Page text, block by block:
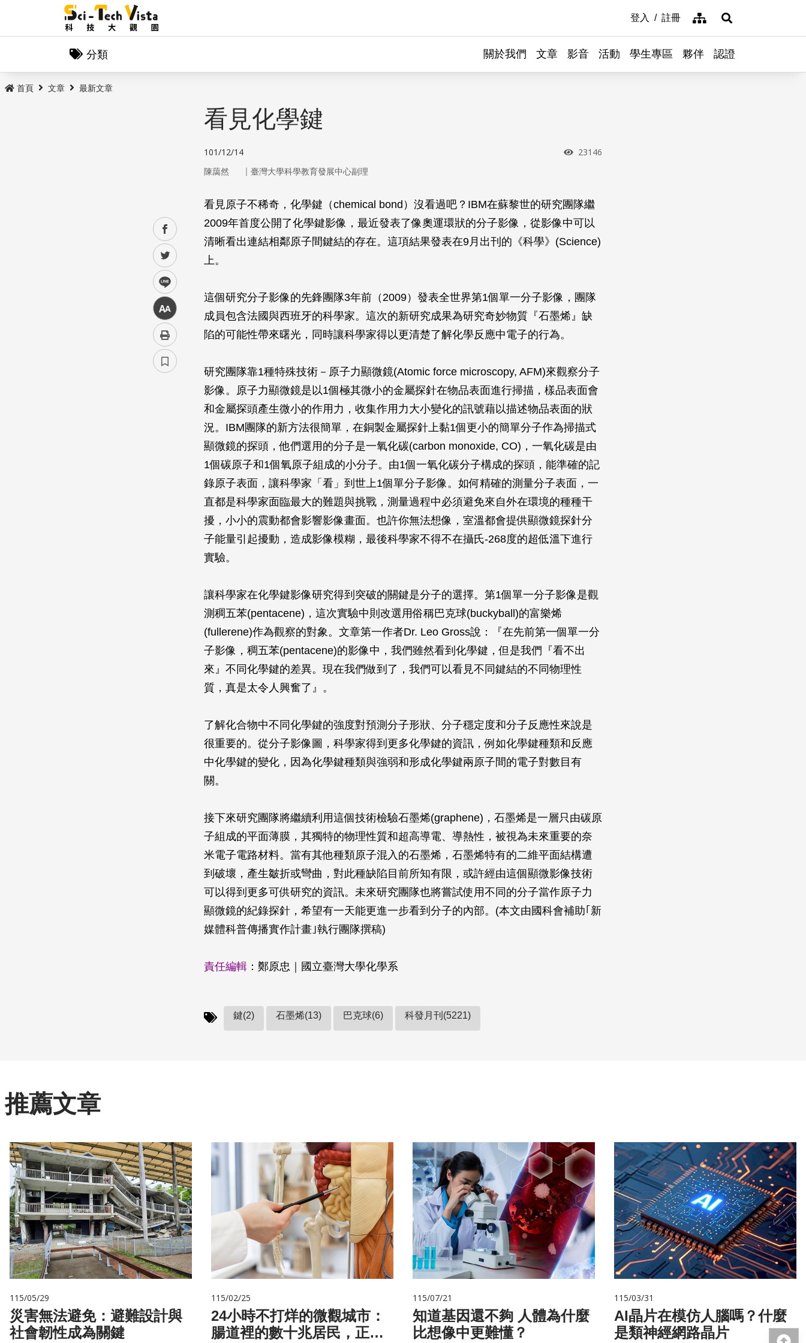
登入 註冊 網站導覽展開搜尋
分類 關於我們 文章 影音 活動 學生專區 夥伴 認證
首頁 文章 最新文章
facebook
twitter
line
中
看見化學鍵
101/12/14 瀏覽次數
23146
陳藹然 ｜ 臺灣大學科學教育發展中心副理
看見原子不稀奇，化學鍵（chemical bond）沒看過吧？IBM在蘇黎世的研究團隊繼
2009年首度公開了化學鍵影像，最近發表了像奧運環狀的分子影像，從影像中可以
清晰看出連結相鄰原子間鍵結的存在。這項結果發表在9月出刊的《科學》(Science)
上。
這個研究分子影像的先鋒團隊3年前（2009）發表全世界第1個單一分子影像，團隊
成員包含法國與西班牙的科學家。這次的新研究成果為研究奇妙物質『石墨烯』缺
陷的可能性帶來曙光，同時讓科學家得以更清楚了解化學反應中電子的行為。
研究團隊靠1種特殊技術－原子力顯微鏡(Atomic force microscopy, AFM)來觀察分子
影像。原子力顯微鏡是以1個極其微小的金屬探針在物品表面進行掃描，樣品表面會
和金屬探頭產生微小的作用力，收集作用力大小變化的訊號藉以描述物品表面的狀
況。IBM團隊的新方法很簡單，在銅製金屬探針上黏1個更小的簡單分子作為掃描式
顯微鏡的探頭，他們選用的分子是一氧化碳(carbon monoxide, CO)，一氧化碳是由
1個碳原子和1個氧原子組成的小分子。由1個一氧化碳分子構成的探頭，能準確的記
錄原子表面，讓科學家「看」到世上1個單分子影像。如何精確的測量分子表面，一
直都是科學家面臨最大的難題與挑戰，測量過程中必須避免來自外在環境的種種干
擾，小小的震動都會影響影像畫面。也許你無法想像，室溫都會提供顯微鏡探針分
子能量引起擾動，造成影像模糊，最後科學家不得不在攝氏-268度的超低溫下進行
實驗。
讓科學家在化學鍵影像研究得到突破的關鍵是分子的選擇。第1個單一分子影像是觀
測稠五苯(pentacene)，這次實驗中則改選用俗稱巴克球(buckyball)的富樂烯
(fullerene)作為觀察的對象。文章第一作者Dr. Leo Gross說：『在先前第一個單一分
子影像，稠五苯(pentacene)的影像中，我們雖然看到化學鍵，但是我們『看不出
來』不同化學鍵的差異。現在我們做到了，我們可以看見不同鍵結的不同物理性
質，真是太令人興奮了』。
了解化合物中不同化學鍵的強度對預測分子形狀、分子穩定度和分子反應性來說是
很重要的。從分子影像圖，科學家得到更多化學鍵的資訊，例如化學鍵種類和反應
中化學鍵的變化，因為化學鍵種類與強弱和形成化學鍵兩原子間的電子對數目有
關。
接下來研究團隊將繼續利用這個技術檢驗石墨烯(graphene)，石墨烯是一層只由碳原
子組成的平面薄膜，其獨特的物理性質和超高導電、導熱性，被視為未來重要的奈
米電子電路材料。當有其他種類原子混入的石墨烯，石墨烯特有的二維平面結構遭
到破壞，產生皺折或彎曲，對此種缺陷目前所知有限，或許經由這個顯微影像技術
可以得到更多可供研究的資訊。未來研究團隊也將嘗試使用不同的分子當作原子力
顯微鏡的紀錄探針，希望有一天能更進一步看到分子的內部。(本文由國科會補助｢新
媒體科普傳播實作計畫｣執行團隊撰稿)
責任編輯 ：鄭原忠｜國立臺灣大學化學系
鍵(2) 石墨烯(13) 巴克球(6) 科發月刊(5221)
推薦文章
115/05/29
災害無法避免：避難設計與
社會韌性成為關鍵
115/02/25
24小時不打烊的微觀城市：
腸道裡的數十兆居民，正悄
115/07/21
知道基因還不夠 人體為什麼
比想像中更難懂？
115/03/31
AI晶片在模仿人腦嗎？什麼
是類神經網路晶片